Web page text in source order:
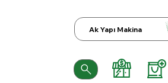
Ak Yapı Makina